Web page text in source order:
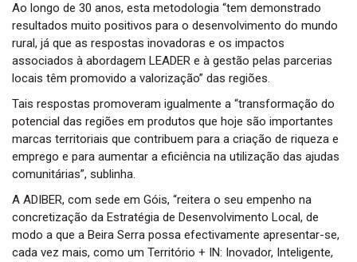
Ao longo de 30 anos, esta metodologia “tem demonstrado
resultados muito positivos para o desenvolvimento do mundo
rural, já que as respostas inovadoras e os impactos
associados à abordagem LEADER e à gestão pelas parcerias
locais têm promovido a valorização” das regiões.
Tais respostas promoveram igualmente a “transformação do
potencial das regiões em produtos que hoje são importantes
marcas territoriais que contribuem para a criação de riqueza e
emprego e para aumentar a eficiência na utilização das ajudas
comunitárias”, sublinha.
A ADIBER, com sede em Góis, “reitera o seu empenho na
concretização da Estratégia de Desenvolvimento Local, de
modo a que a Beira Serra possa efectivamente apresentar-se,
cada vez mais, como um Território + IN: Inovador, Inteligente,